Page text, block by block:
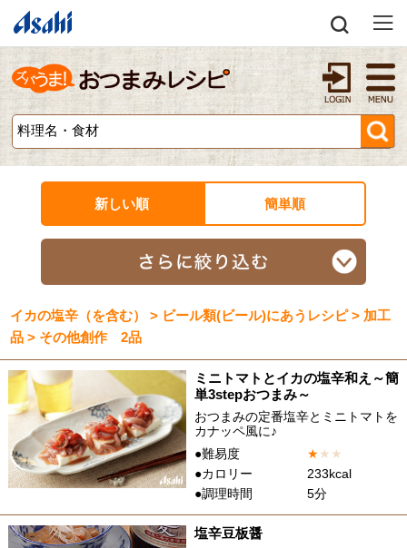
新しい順 簡単順
イカの塩辛（を含む） > ビール類(ビール)にあうレシピ > 加工
品 > その他創作 2品
ミニトマトとイカの塩辛和え～簡
単3stepおつまみ～
おつまみの定番塩辛とミニトマトを
カナッペ風に♪
●難易度
★★ ★
●カロリー
233kcal
●調理時間
5分
塩辛豆板醤